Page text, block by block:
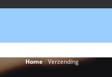
Home Verzending